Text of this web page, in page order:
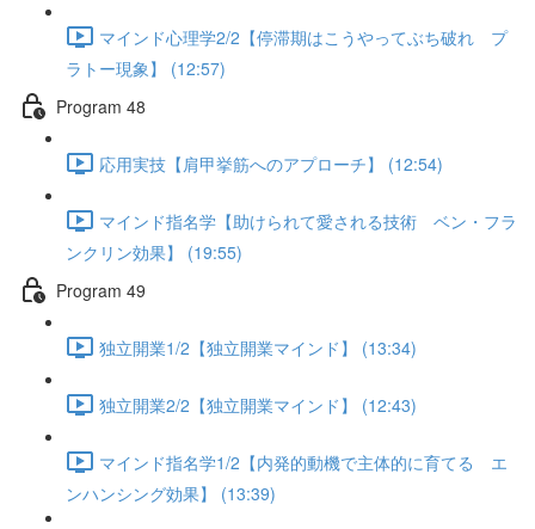
マインド心理学2/2【停滞期はこうやってぶち破れ プ
ラトー現象】 (12:57)
Program 48
応用実技【肩甲挙筋へのアプローチ】 (12:54)
マインド指名学【助けられて愛される技術 ベン・フラ
ンクリン効果】 (19:55)
Program 49
独立開業1/2【独立開業マインド】 (13:34)
独立開業2/2【独立開業マインド】 (12:43)
マインド指名学1/2【内発的動機で主体的に育てる エ
ンハンシング効果】 (13:39)